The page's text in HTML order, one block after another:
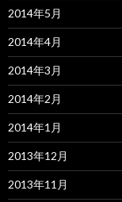
2014年5月
2014年4月
2014年3月
2014年2月
2014年1月
2013年12月
2013年11月